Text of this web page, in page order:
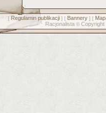
[ Regulamin publikacji] [ Bannery] [
Racjonalista © Copyright